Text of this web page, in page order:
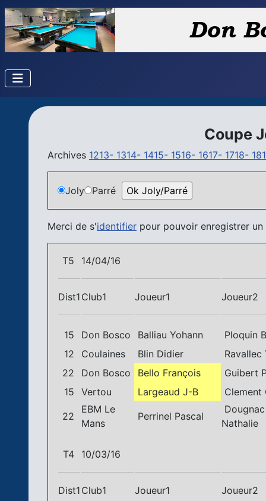
Coupe
Archives 1213- 1314- 1415- 1516- 1617- 1718-
Joly Parré
Merci de s'identifier pour pouvoir enregistrer
T5 14/04/16
Dist1 Club1 Joueur1 Joueur2
15 Don Bosco Balliau Yohann
Ploquin
12
Coulaines Blin Didier
Ravallec
22
Don Bosco Bello François
Guibert
15 Vertou Largeaud J-B Clement
22
EBM Le
Mans
Perrinel Pascal
Dougnac
Nathalie
T4 10/03/16
Dist1 Club1 Joueur1 Joueur2